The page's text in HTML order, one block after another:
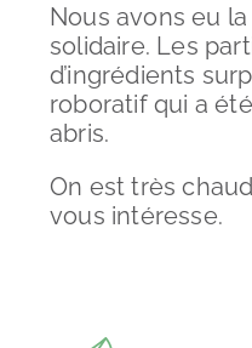
Nous avons eu
solidaire. Les
d’ingrédients
roboratif qui a
abris.
On est très
vous intéresse.